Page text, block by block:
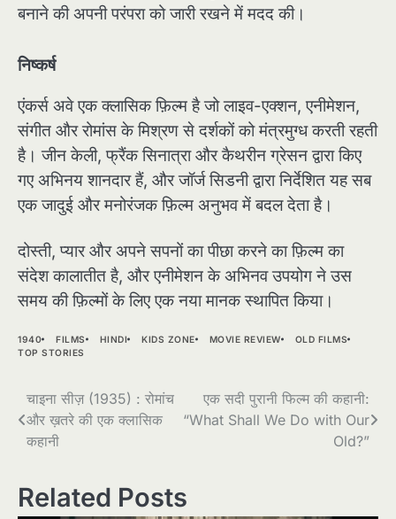
बनाने की अपनी परंपरा को जारी रखने में मदद की।
निष्कर्ष
एंकर्स अवे एक क्लासिक फ़िल्म है जो लाइव-एक्शन, एनीमेशन,
संगीत और रोमांस के मिश्रण से दर्शकों को मंत्रमुग्ध करती रहती
है। जीन केली, फ्रैंक सिनात्रा और कैथरीन ग्रेसन द्वारा किए
गए अभिनय शानदार हैं, और जॉर्ज सिडनी द्वारा निर्देशित यह सब
एक जादुई और मनोरंजक फ़िल्म अनुभव में बदल देता है।
दोस्ती, प्यार और अपने सपनों का पीछा करने का फ़िल्म का
संदेश कालातीत है, और एनीमेशन के अभिनव उपयोग ने उस
समय की फ़िल्मों के लिए एक नया मानक स्थापित किया।
1940 FILMS HINDI KIDS ZONE MOVIE REVIEW
OLD FILMS
TOP STORIES
Post
navigation
चाइना सीज़ (1935) : रोमांच
और ख़तरे की एक क्लासिक
कहानी
एक सदी पुरानी फिल्म की कहानी:
“What Shall We Do with Our
Old?”
Related Posts